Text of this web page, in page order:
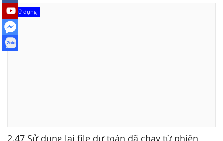
Sử dụng
2.47 Sử dụng lại file dự toán đã chạy từ phiên